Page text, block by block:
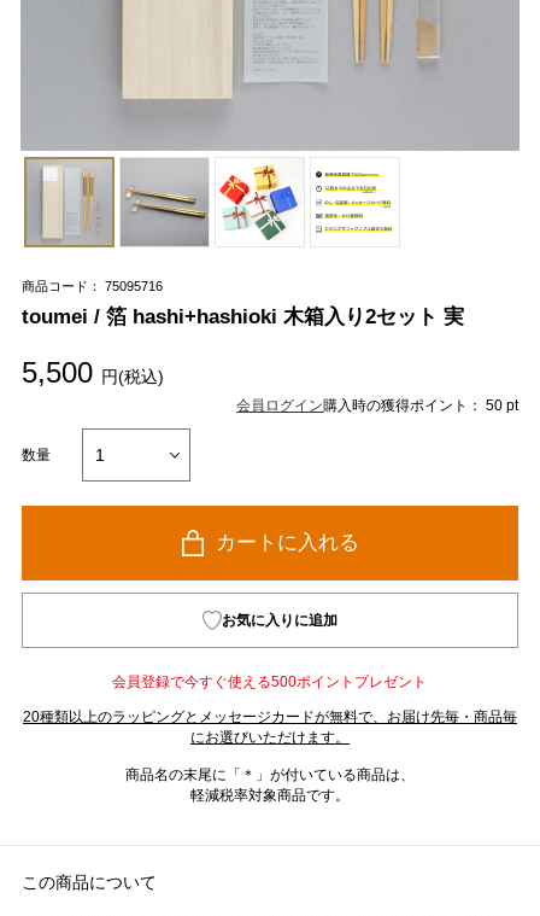
商品コード： 75095716
toumei / 箔 hashi+hashioki 木箱入り2セット 実
5,500 円(税込)
会員ログイン購入時の獲得ポイント： 50 pt
数量
カートに入れる
お気に入りに追加
会員登録で今すぐ使える500ポイントプレゼント
20種類以上のラッピングとメッセージカードが無料で、お届け先毎・商品毎
にお選びいただけます。
商品名の末尾に「＊」が付いている商品は、
軽減税率対象商品です。
この商品について